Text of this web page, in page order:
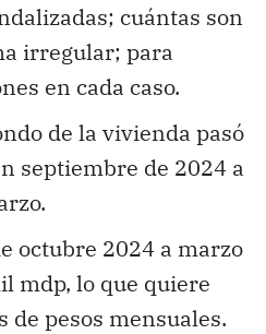
cuántas son
irregular; para
en cada caso.
de la vivienda pasó
septiembre de 2024 a
octubre 2024 a marzo
mdp, lo que quiere
pesos mensuales.